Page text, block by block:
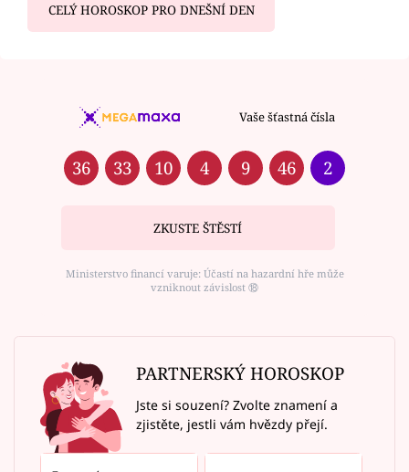
CELÝ HOROSKOP PRO DNEŠNÍ DEN
Vaše šťastná čísla
36 33 10 4 9 46 2
ZKUSTE ŠTĚSTÍ
Ministerstvo financí varuje: Účastí na hazardní hře může
vzniknout závislost ⑱
PARTNERSKÝ HOROSKOP
Jste si souzení? Zvolte znamení a
zjistěte, jestli vám hvězdy přejí.